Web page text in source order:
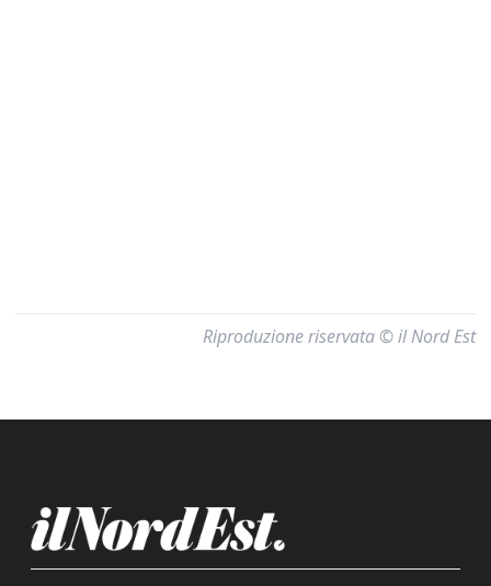
Riproduzione riservata © il Nord Est